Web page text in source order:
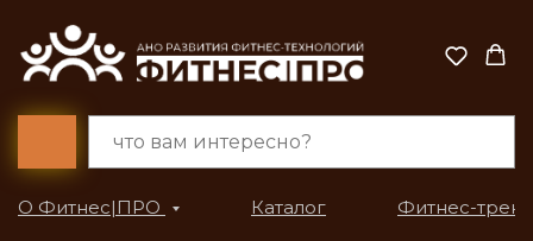
О Фитнес|ПРО Каталог Фитнес-